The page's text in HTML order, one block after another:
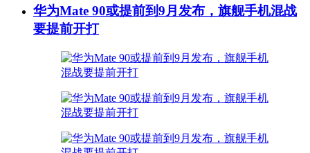
华为Mate 90或提前到9月发布，旗舰手机混战
要提前开打